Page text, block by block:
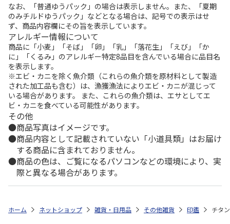
なお、「普通ゆうパック」の場合は表示しません。また、「夏期
のみチルドゆうパック」などとなる場合は、記号での表示はせ
ず、商品内容欄にその旨を表示しています。
アレルギー情報について
商品に「小麦」「そば」「卵」「乳」「落花生」「えび」「か
に」「くるみ」のアレルギー特定8品目を含んでいる場合に品目名
を表示します。
※エビ・カニを除く魚介類（これらの魚介類を原材料として製造
された加工品も含む）は、漁獲漁法によりエビ・カニが混じって
いる場合があります。 また、これらの魚介類は、エサとしてエ
ビ・カニを食べている可能性があります。
その他
商品写真はイメージです。
商品内容として記載されていない「小道具類」はお届け
する商品に含まれておりません。
商品の色は、ご覧になるパソコンなどの環境により、実
際と異なる場合があります。
ホーム ネットショップ 雑貨・日用品 その他雑貨 印鑑 チタ